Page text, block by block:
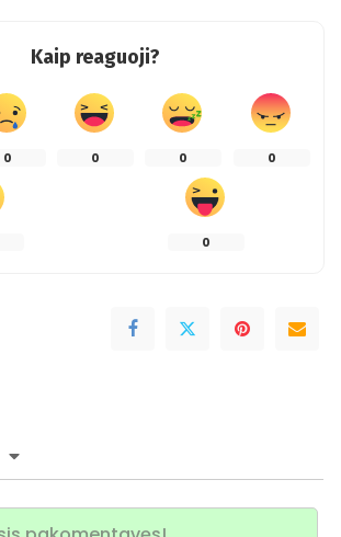
Kaip reaguoji?
0 0 0 0
0